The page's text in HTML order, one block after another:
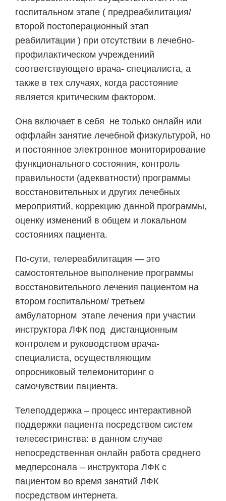
госпитальном этапе ( предреабилитация/
второй постоперационный этап
реабилитации ) при отсутствии в лечебно-
профилактическом учреждениий
соответствующего врача- специалиста, а
также в тех случаях, когда расстояние
является критическим фактором.
Она включает в себя не только онлайн или
оффлайн занятие лечебной физкультурой, но
и постоянное электронное мониторирование
функционального состояния, контроль
правильности (адекватности) программы
восстановительных и других лечебных
мероприятий, коррекцию данной программы,
оценку изменений в общем и локальном
состояниях пациента.
По-сути, телереабилитация — это
самостоятельное выполнение программы
восстановительного лечения пациентом на
втором госпитальном/ третьем
амбулаторном этапе лечения при участии
инструктора ЛФК под дистанционным
контролем и руководством врача-
специалиста, осуществляющим
опросниковый телемониторинг о
самочувствии пациента.
Телеподдержка – процесс интерактивной
поддержки пациента посредством систем
телесестринства: в данном случае
непосредственная онлайн работа среднего
медперсонала – инструктора ЛФК с
пациентом во время занятий ЛФК
посредством интернета.